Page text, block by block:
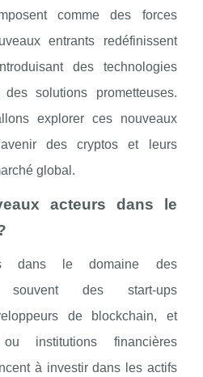
comme des forces
entrants redéfinissent
des technologies
solutions prometteuses.
explorer ces nouveaux
des cryptos et leurs
global.
acteurs dans le
dans le domaine des
souvent des start-ups
de blockchain, et
institutions financières
à investir dans les actifs